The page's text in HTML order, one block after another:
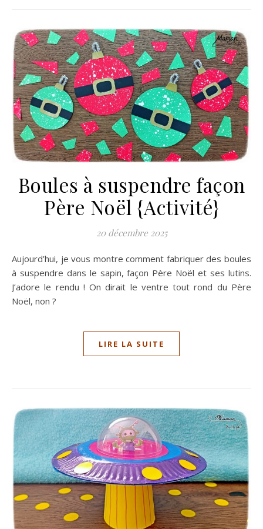
Boules à suspendre façon
Père Noël {Activité}
20 décembre 2025
Aujourd’hui, je vous montre comment fabriquer des boules
à suspendre dans le sapin, façon Père Noël et ses lutins.
J’adore le rendu ! On dirait le ventre tout rond du Père
Noël, non ?
LIRE LA SUITE